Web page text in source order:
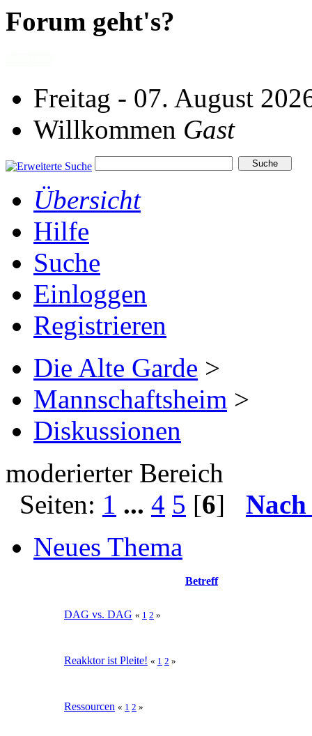
Forum geht's?
Freitag - 07. August
Willkommen Gast
Übersicht
Hilfe
Suche
Einloggen
Registrieren
Die Alte Garde >
Mannschaftsheim >
Diskussionen
moderierter Bereich
Seiten: 1 ... 4 5 [6]
Neues Thema
Betreff
DAG vs. DAG « 1 2 »
Reakktor ist Pleite! « 1 2 »
Ressourcen « 1 2 »